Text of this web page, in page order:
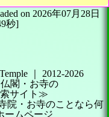
on 2026年07月28日
秒]
2012-2026
閣・お寺の
サイト≫
院・お寺のことなら何
ームページ